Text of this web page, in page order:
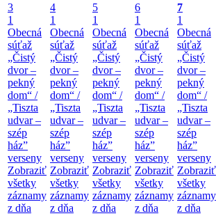
3
1
Obecná
súťaž
„Čistý
dvor –
pekný
dom“ /
„Tiszta
udvar –
szép
ház”
verseny
Zobraziť
všetky
záznamy
z dňa
4
1
Obecná
súťaž
„Čistý
dvor –
pekný
dom“ /
„Tiszta
udvar –
szép
ház”
verseny
Zobraziť
všetky
záznamy
z dňa
5
1
Obecná
súťaž
„Čistý
dvor –
pekný
dom“ /
„Tiszta
udvar –
szép
ház”
verseny
Zobraziť
všetky
záznamy
z dňa
6
1
Obecná
súťaž
„Čistý
dvor –
pekný
dom“ /
„Tiszta
udvar –
szép
ház”
verseny
Zobraziť
všetky
záznamy
z dňa
7
1
Obecná
súťaž
„Čistý
dvor –
pekný
dom“ /
„Tiszta
udvar –
szép
ház”
verseny
Zobraziť
všetky
záznamy
z dňa